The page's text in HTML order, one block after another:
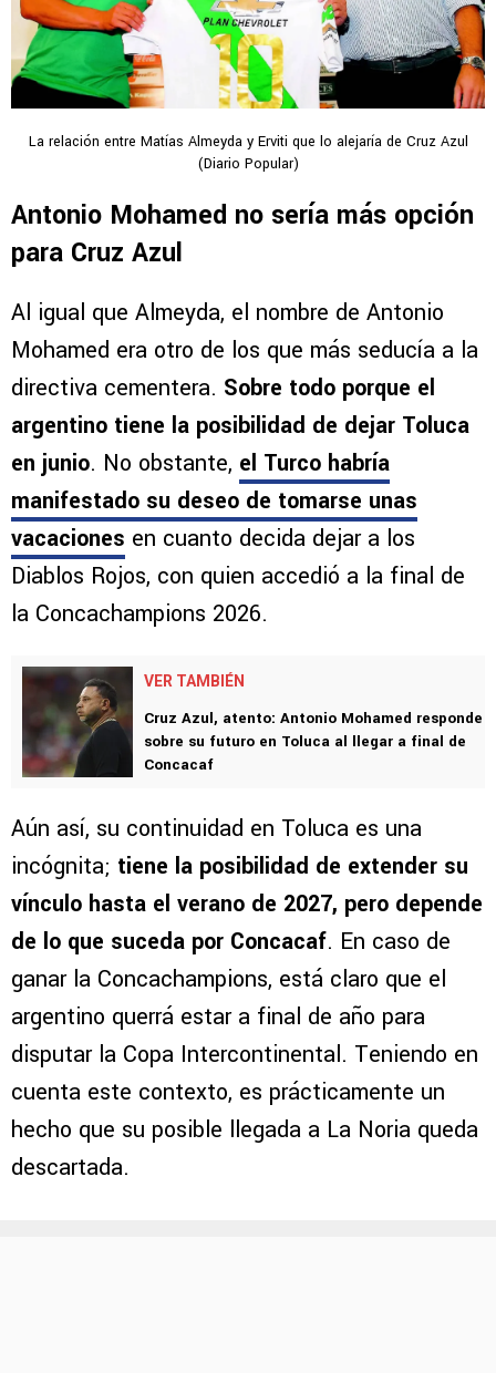
La relación entre Matías Almeyda y Erviti que lo alejaría de Cruz Azul
(Diario Popular)
Antonio Mohamed no sería más opción
para Cruz Azul
Al igual que Almeyda, el nombre de Antonio
Mohamed era otro de los que más seducía a la
directiva cementera. Sobre todo porque el
argentino tiene la posibilidad de dejar Toluca
en junio. No obstante, el Turco habría
manifestado su deseo de tomarse unas
vacaciones en cuanto decida dejar a los
Diablos Rojos, con quien accedió a la final de
la Concachampions 2026.
VER TAMBIÉN
Cruz Azul, atento: Antonio Mohamed responde
sobre su futuro en Toluca al llegar a final de
Concacaf
Aún así, su continuidad en Toluca es una
incógnita; tiene la posibilidad de extender su
vínculo hasta el verano de 2027, pero depende
de lo que suceda por Concacaf. En caso de
ganar la Concachampions, está claro que el
argentino querrá estar a final de año para
disputar la Copa Intercontinental. Teniendo en
cuenta este contexto, es prácticamente un
hecho que su posible llegada a La Noria queda
descartada.